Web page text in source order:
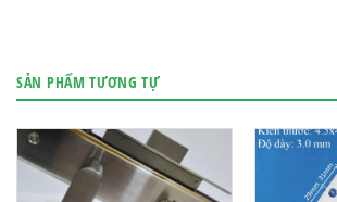
SẢN PHẨM TƯƠNG TỰ